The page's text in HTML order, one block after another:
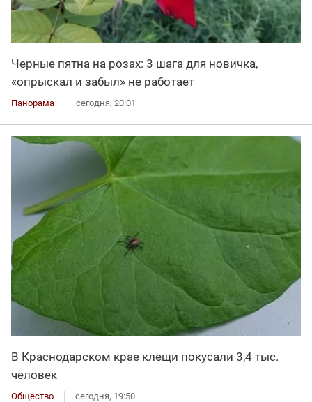
Черные пятна на розах: 3 шага для новичка,
«опрыскал и забыл» не работает
Панорама сегодня, 20:01
В Краснодарском крае клещи покусали 3,4 тыс.
человек
Общество сегодня, 19:50